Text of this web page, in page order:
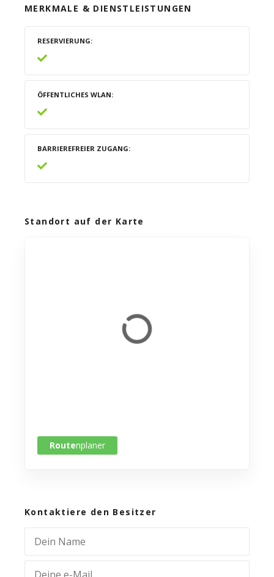
MERKMALE & DIENSTLEISTUNGEN
RESERVIERUNG
ÖFFENTLICHES WLAN
BARRIEREFREIER ZUGANG
Standort auf der Karte
Routenplaner
Kontaktiere den Besitzer